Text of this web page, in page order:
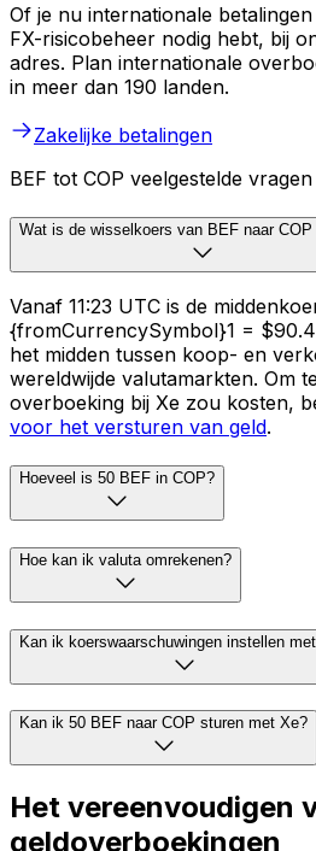
Of je nu internationale
FX-risicobeheer nodig hebt, bij
adres. Plan internationale
in meer dan 190 landen.
Zakelijke betalingen
BEF tot COP veelgestelde vragen
Wat is de wisselkoers van BEF naar COP
Vanaf 11:23 UTC is de
{fromCurrencySymbol}1 =
het midden tussen koop- en
wereldwijde valutamarkten. Om
overboeking bij Xe zou kosten,
voor het versturen van geld.
Hoeveel is 50 BEF in COP?
Hoe kan ik valuta omrekenen?
Kan ik koerswaarschuwingen instellen
Kan ik 50 BEF naar COP sturen met Xe?
Het vereenvoudigen
geldoverboekingen